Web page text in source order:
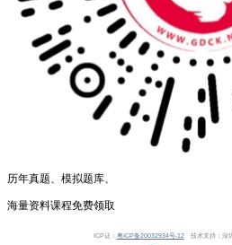
历年真题、模拟题库、
海量资料课程免费领取
ICP证： 粤ICP备20032934号-12技术支持：深圳